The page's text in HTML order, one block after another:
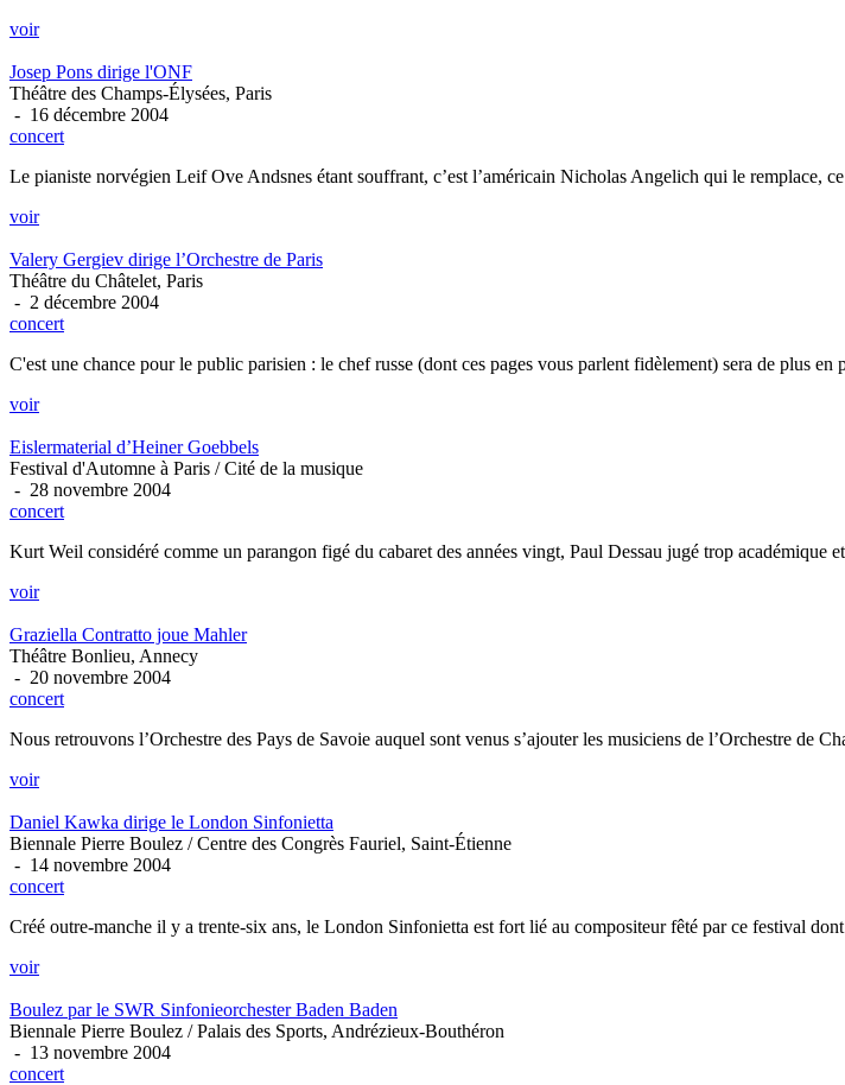
voir
Josep Pons dirige l'ONF
Théâtre des Champs-Élysées, Paris
- 16 décembre 2004
concert
Le pianiste norvégien Leif Ove Andsnes étant souffrant, c’est l’américain Nicholas Angelich qui le remplace,
voir
Valery Gergiev dirige l’Orchestre de Paris
Théâtre du Châtelet, Paris
- 2 décembre 2004
concert
C'est une chance pour le public parisien : le chef russe (dont ces pages vous parlent fidèlement) sera de plus
voir
Eislermaterial d’Heiner Goebbels
Festival d'Automne à Paris / Cité de la musique
- 28 novembre 2004
concert
Kurt Weil considéré comme un parangon figé du cabaret des années vingt, Paul Dessau jugé trop académique
voir
Graziella Contratto joue Mahler
Théâtre Bonlieu, Annecy
- 20 novembre 2004
concert
Nous retrouvons l’Orchestre des Pays de Savoie auquel sont venus s’ajouter les musiciens de l’Orchestre de
voir
Daniel Kawka dirige le London Sinfonietta
Biennale Pierre Boulez / Centre des Congrès Fauriel, Saint-Étienne
- 14 novembre 2004
concert
Créé outre-manche il y a trente-six ans, le London Sinfonietta est fort lié au compositeur fêté par ce festival
voir
Boulez par le SWR Sinfonieorchester Baden Baden
Biennale Pierre Boulez / Palais des Sports, Andrézieux-Bouthéron
- 13 novembre 2004
concert